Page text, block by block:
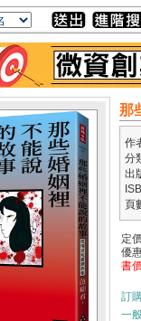
那
作
分
出
頁
定
優
書
訂
一